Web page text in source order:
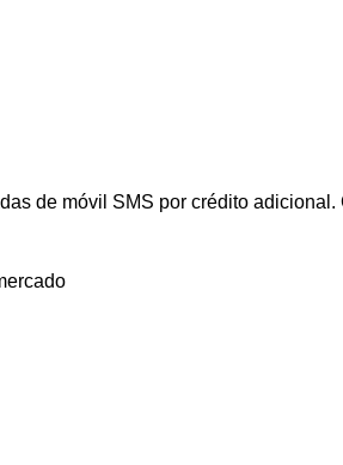
de móvil SMS por crédito